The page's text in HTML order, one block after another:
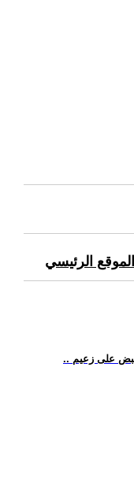
الرئيسي
على زعيم